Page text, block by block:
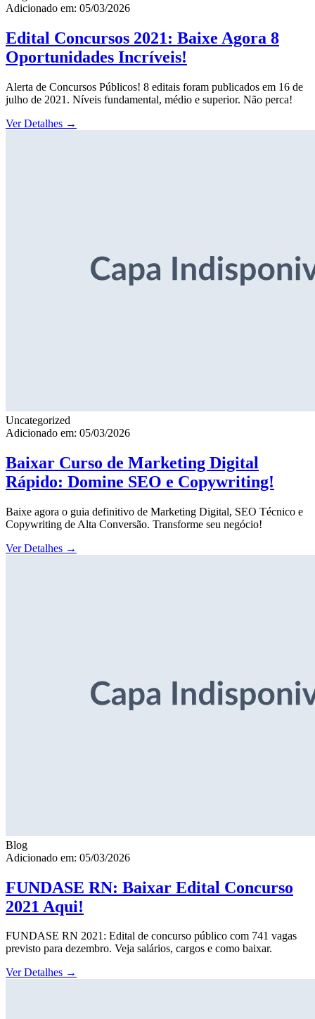
Adicionado em: 05/03/2026
Edital Concursos 2021: Baixe Agora 8
Oportunidades Incríveis!
Alerta de Concursos Públicos! 8 editais foram publicados em 16 de
julho de 2021. Níveis fundamental, médio e superior. Não perca!
Ver Detalhes →
Uncategorized
Adicionado em: 05/03/2026
Baixar Curso de Marketing Digital
Rápido: Domine SEO e Copywriting!
Baixe agora o guia definitivo de Marketing Digital, SEO Técnico e
Copywriting de Alta Conversão. Transforme seu negócio!
Ver Detalhes →
Blog
Adicionado em: 05/03/2026
FUNDASE RN: Baixar Edital Concurso
2021 Aqui!
FUNDASE RN 2021: Edital de concurso público com 741 vagas
previsto para dezembro. Veja salários, cargos e como baixar.
Ver Detalhes →